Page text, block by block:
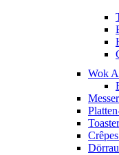
Wok
Toaster